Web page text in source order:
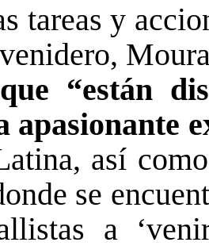
tareas y
“están
apasionante
así
se
a